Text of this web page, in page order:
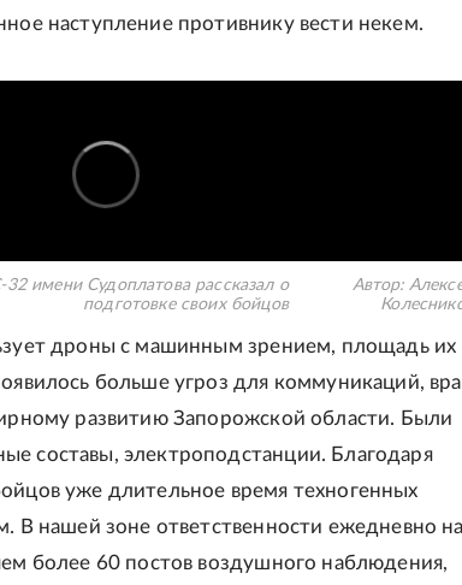
наступление противнику вести некем.
имени Судоплатова рассказал о
подготовке своих бойцов
Автор:
дроны с машинным зрением, площадь их
больше угроз для коммуникаций,
развитию Запорожской области. Были
составы, электроподстанции. Благодаря
уже длительное время техногенных
В нашей зоне ответственности ежедневно на
более 60 постов воздушного наблюдения,